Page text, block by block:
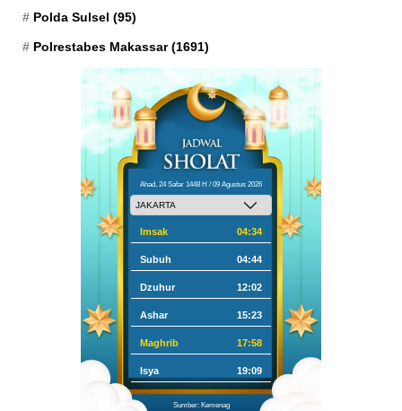
Polda Sulsel (95)
Polrestabes Makassar(1691)
Ahad, 24 Safar 1448 H / 09 Agustus 2026
Imsak 04:34
Subuh 04:44
Dzuhur 12:02
Ashar 15:23
Maghrib 17:58
Isya 19:09
Sumber: Kemenag